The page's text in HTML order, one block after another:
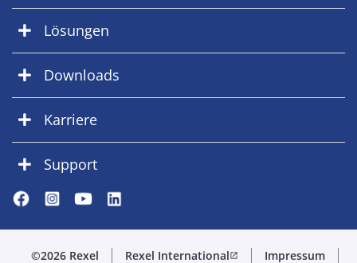
Lösungen
Downloads
Karriere
Support
©2026 Rexel Rexel Internationalopen_in_new Impressum